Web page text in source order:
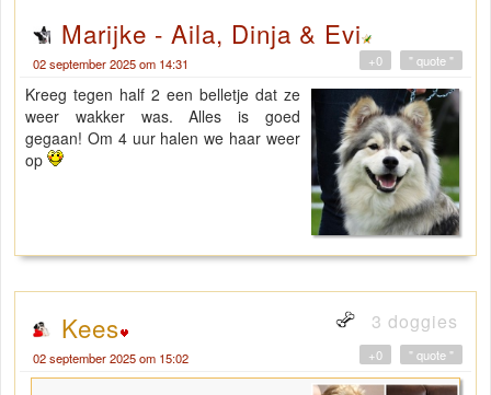
Marijke - Aila, Dinja & Evi
02 september 2025 om 14:31 " quote "
+0
Kreeg tegen half 2 een belletje dat ze
weer wakker was. Alles is goed
gegaan! Om 4 uur halen we haar weer
op
Kees 3 doggies
02 september 2025 om 15:02 " quote "
+0